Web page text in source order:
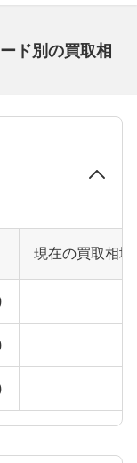
ド別の買取相
現在の買取相